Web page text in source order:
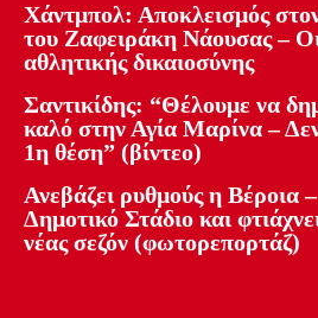
Χάντμπολ: Αποκλεισμός
του Ζαφειράκη Νάουσας –
αθλητικής δικαιοσύνης
Σαντικίδης: “Θέλουμε να
καλό στην Αγία Μαρίνα –
1η θέση” (βίντεο)
Ανεβάζει ρυθμούς η Βέροια
Δημοτικό Στάδιο και
νέας σεζόν (φωτορεπορτάζ)